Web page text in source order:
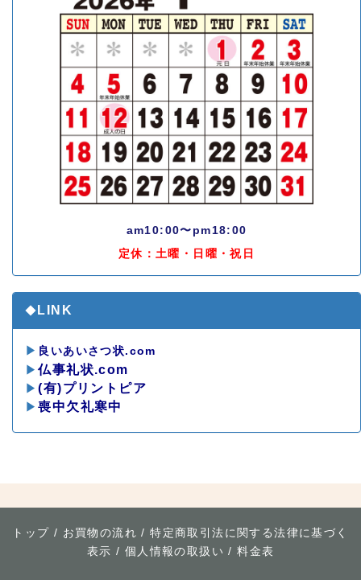
am10:00〜pm18:00
定休：土曜・日曜・祝日
◆ LINK
▶ 良いあいさつ状.com
▶仏事礼状.com
▶(有)プリントピア
▶喪中欠礼寒中
トップ / お買物の流れ /特定商取引法に関する法律に基づく
表示 / 個人情報の取扱い /料金表